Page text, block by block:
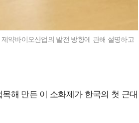
약바이오산업의 발전 방향에 관해 설명하고
해 만든 이 소화제가 한국의 첫 근대